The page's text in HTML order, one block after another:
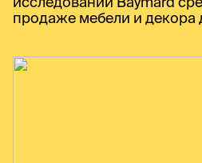
продаже мебели и декора